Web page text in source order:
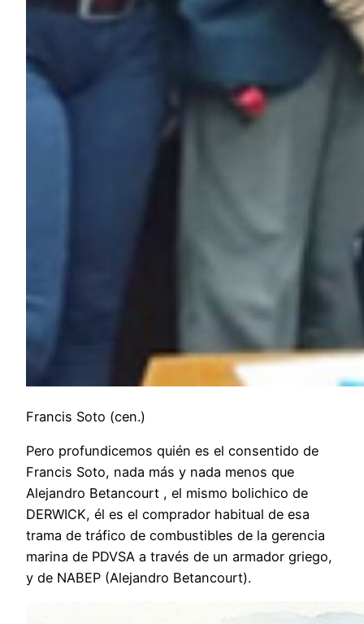
Francis Soto (cen.)
Pero profundicemos quién es el consentido de
Francis Soto, nada más y nada menos que
Alejandro Betancourt , el mismo bolichico de
DERWICK, él es el comprador habitual de esa
trama de tráfico de combustibles de la gerencia
marina de PDVSA a través de un armador griego,
y de NABEP (Alejandro Betancourt).